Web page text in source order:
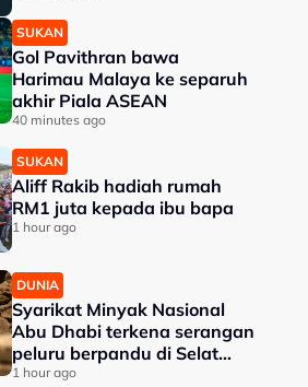
SUKAN
Gol Pavithran bawa
Harimau Malaya ke separuh
akhir Piala ASEAN
40 minutes ago
SUKAN
Aliff Rakib hadiah rumah
RM1 juta kepada ibu bapa
1 hour ago
DUNIA
Syarikat Minyak Nasional
Abu Dhabi terkena serangan
peluru berpandu di Selat
Hormuz
1 hour ago